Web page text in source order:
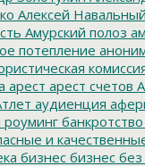
Алексей Навальный
Амурский полоз
потепление
арест арест счетов
аудиенция
роумингбанкротство
и
бизнес бизнес